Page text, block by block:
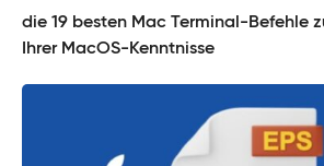
die 19 besten Mac Terminal-Befehle
Ihrer MacOS-Kenntnisse